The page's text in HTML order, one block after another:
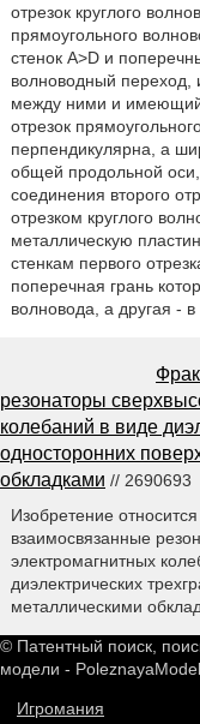
отрезок круглого
прямоугольного
стенок A>D и
волноводный
между ними и
отрезок
перпендикулярна, а
общей продольной
соединения второго
отрезком круглого
металлическую
стенкам первого
поперечная грань
волновода, а другая -
резонаторы
колебаний в виде
односторонних
обкладками // 2690693
Изобретение
взаимосвязанные
электромагнитных
диэлектрических
металлическими
© Патентный поиск,
модели -
Игромания